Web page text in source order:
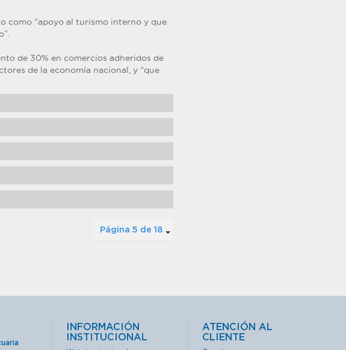
como “apoyo al turismo interno y que
de 30% en comercios adheridos de
de la economía nacional, y “que
Página 5 de 18
INFORMACIÓN
INSTITUCIONAL
ATENCIÓN AL
CLIENTE